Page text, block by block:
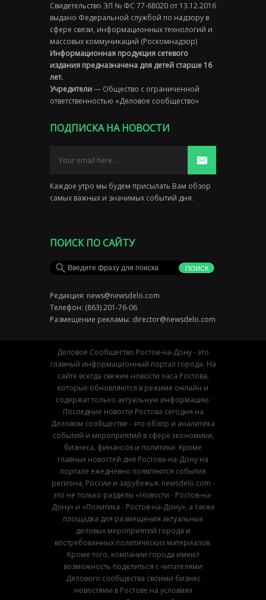
Свидетельство ЭЛ № ФС 77-68020 от 13.12.2016
выдано Федеральной службой по надзору в
сфере связи, информационных технологий и
массовых коммуникаций (Роскомнадзор)
Информационная продукция сетевого
издания предназначена для детей старше 16
лет.
Учредители— Общество с ограниченной
ответственностью «Деловое сообщество»
ПОДПИСКА НА НОВОСТИ
Каждое утро мы будем присылать Вам обзор
самых важных и значимых событий дня.
ПОИСК ПО САЙТУ
Редакция: news@newsdelo.com
Телефон: (863) 201-76-06
Размещение рекламы: director@newsdelo.com
Деловое Сообщество Ростов-на-Дону - это
главный информационный портал города. На
сайте всегда свежие новости часа Ростова,
которые обновляются в режиме онлайн и
содержат только актуальную информацию.
Последние новости Ростова сегодня на
Деловом сообществе - это обзор и аналитика
событий и мероприятий в сфере экономики,
бизнеса, финансов и политики. Кроме
главных новостей дня Ростова-на-Дону на
портале ежедневно появляются события
региона, России и зарубежья. newsdelo.com -
это не только разделы «Новости - Ростов-на-
Дону» и «Политика - Ростов-на-Дону», а также
площадка для размещения актуальных
деловых мероприятий города и
востребованных политических материалов.
Кроме того, компании города имеют
возможность поделиться с читателями
Делового сообщества своими бизнес
новостями в Ростове на условиях